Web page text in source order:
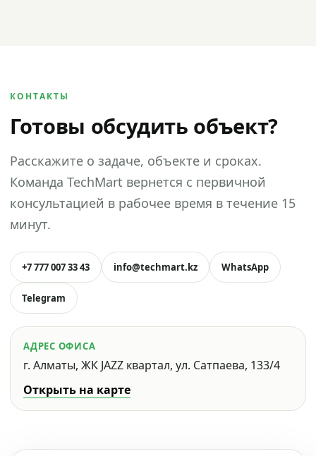
КОНТАКТЫ
Готовы обсудить объект?
Расскажите о задаче, объекте и сроках.
Команда TechMart вернется с первичной
консультацией в рабочее время в течение 15
минут.
+7 777 007 33 43 info@techmart.kz WhatsApp
Telegram
АДРЕС ОФИСА
г. Алматы, ЖК JAZZ квартал, ул. Сатпаева, 133/4
Открыть на карте